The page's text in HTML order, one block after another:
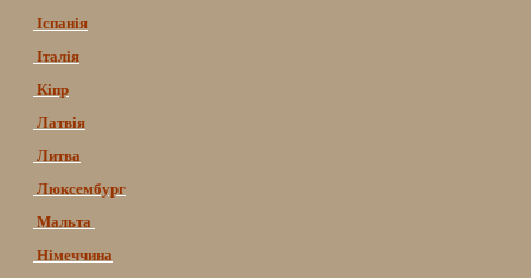
Іспанія
Італія
Кіпр
Латвія
Литва
Люксембург
Мальта
Німеччина